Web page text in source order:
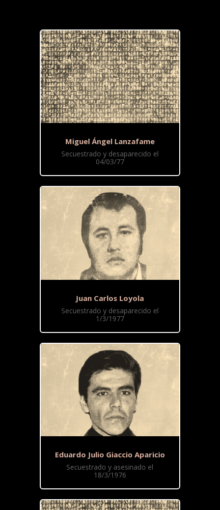
Miguel Ángel Lanzafame
Secuestrado y desaparecido el
04/03/77
Juan Carlos Loyola
Secuestrado y desaparecido el
1/3/1977
Eduardo Julio Giaccio Aparicio
Secuestrado y asesinado el
18/3/1976